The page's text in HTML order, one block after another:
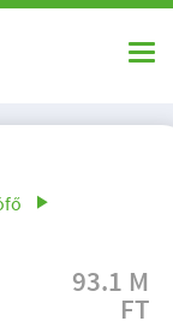
93.1 M
FT